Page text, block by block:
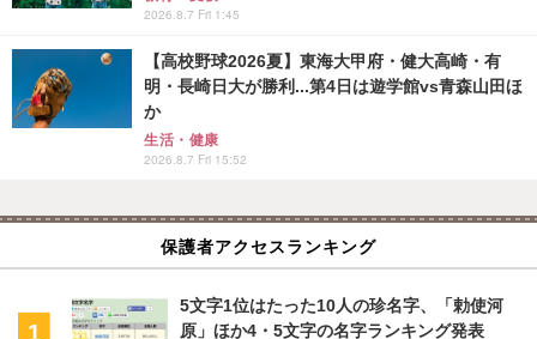
2026.8.7 Fri 1:45
【高校野球2026夏】東海大甲府・健大高崎・有
明・長崎日大が勝利...第4日は遊学館vs青森山田ほ
か
生活・健康
2026.8.7 Fri 15:52
保護者アクセスランキング
5文字1位はたった10人の珍名字、「勅使河
原」ほか4・5文字の名字ランキング発表